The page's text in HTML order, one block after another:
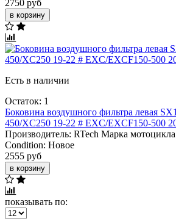
2750 руб
в корзину
Есть в наличии
Остаток: 1
Боковина воздушного фильтра левая
450/XC250 19-22 # EXC/EXCF150-500
Производитель: RTech Марка
Condition: Новое
2555 руб
в корзину
показывать по: